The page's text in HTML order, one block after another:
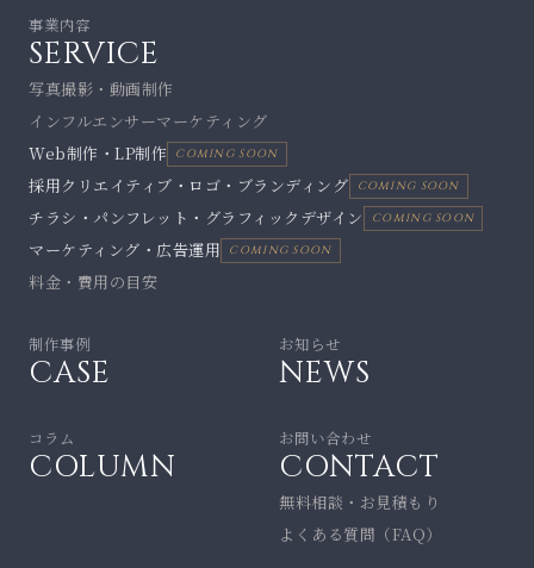
事業内容
SERVICE
写真撮影・動画制作
インフルエンサーマーケティング
Web制作・LP制作
COMING SOON
採用クリエイティブ・ロゴ・ブランディング COMING SOON
チラシ・パンフレット・グラフィックデザイン COMING SOON
マーケティング・広告運用 COMING SOON
料金・費用の目安
制作事例
CASE
お知らせ
NEWS
コラム
COLUMN
お問い合わせ
CONTACT
無料相談・お見積もり
よくある質問（FAQ）